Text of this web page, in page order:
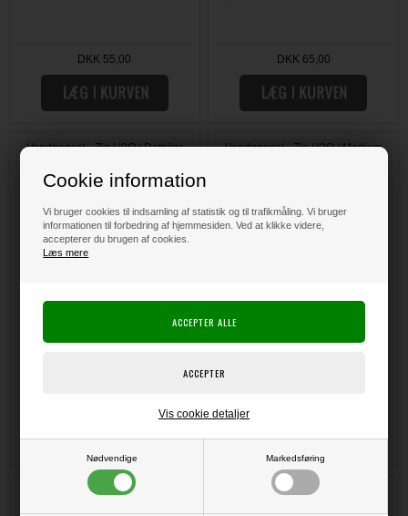
Cookie information
Vi bruger cookies til indsamling af statistik og til trafikmåling. Vi bruger
informationen til forbedring af hjemmesiden. Ved at klikke videre,
accepterer du brugen af cookies.
Læs mere
Nødvendige Markedsføring
Vis cookie detaljer
DKK 55,00 DKK 65,00
Vandpensel - Zig H2O / Detailer
Vandpensel - Zig H2O / Medium
Vandpensel - Zig H2O / Detailer
IndigoBlu Concertina Journal 6x6"